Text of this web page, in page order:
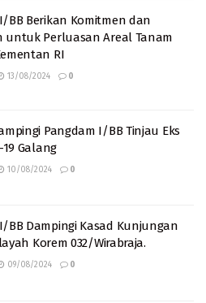
BB Berikan Komitmen dan
untuk Perluasan Areal Tanam
RI
13/08/2024 0
Pangdam I/BB Tinjau Eks
19 Galang
10/08/2024 0
BB Dampingi Kasad Kunjungan
Korem 032/Wirabraja.
09/08/2024 0